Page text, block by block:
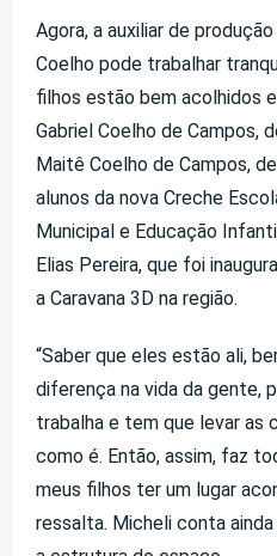
Agora, a auxiliar de
Coelho pode trabalhar
filhos estão bem acolhidos
Gabriel Coelho de Campos,
Maitê Coelho de Campos,
alunos da nova Creche
Municipal e Educação
Elias Pereira, que foi
a Caravana 3D na região.
“Saber que eles estão ali,
diferença na vida da gente,
trabalha e tem que levar as
como é. Então, assim, faz
meus filhos ter um lugar
ressalta. Micheli conta